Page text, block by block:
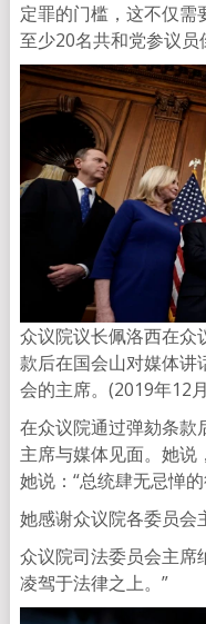
定罪的门槛，这不仅需
至少20名共和党参议员
众议院议长佩洛西在众
款后在国会山对媒体讲
会的主席。(2019年12
在众议院通过弹劾条款
主席与媒体见面。她说
她说：“总统肆无忌惮
她感谢众议院各委员会
众议院司法委员会主席
凌驾于法律之上。”